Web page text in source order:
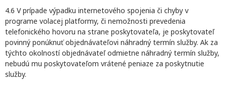
4.6 V prípade výpadku internetového spojenia či chyby v
programe volacej platformy, či nemožnosti prevedenia
telefonického hovoru na strane poskytovateľa, je poskytovateľ
povinný ponúknuť objednávateľovi náhradný termín služby. Ak za
týchto okolností objednávateľ odmietne náhradný termín služby,
nebudú mu poskytovateľom vrátené peniaze za poskytnutie
služby.